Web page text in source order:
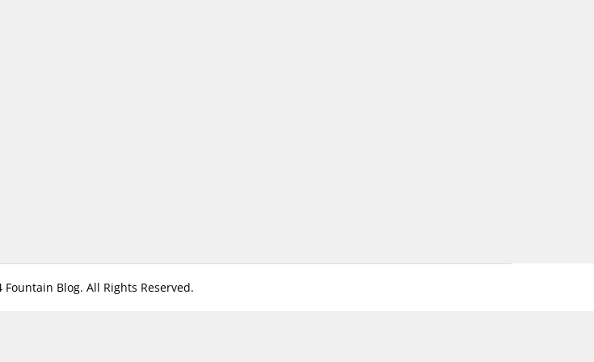
Blog. All Rights Reserved.